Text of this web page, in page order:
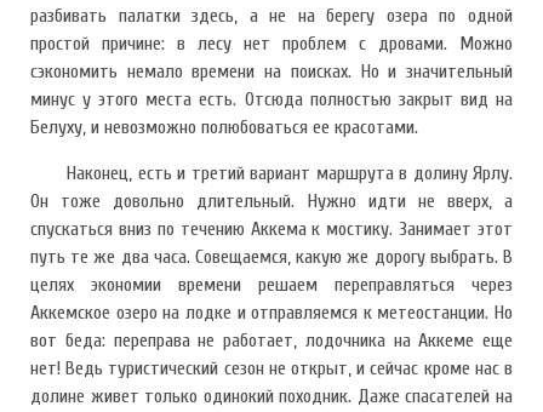
разбивать палатки здесь, а не на берегу озера по одной
простой причине: в лесу нет проблем с дровами. Можно
сэкономить немало времени на поисках. Но и значительный
минус у этого места есть. Отсюда полностью закрыт вид на
Белуху, и невозможно полюбоваться ее красотами.
Наконец, есть и третий вариант маршрута в долину Ярлу.
Он тоже довольно длительный. Нужно идти не вверх, а
спускаться вниз по течению Аккема к мостику. Занимает этот
путь те же два часа. Совещаемся, какую же дорогу выбрать. В
целях экономии времени решаем переправляться через
Аккемское озеро на лодке и отправляемся к метеостанции. Но
вот беда: переправа не работает, лодочника на Аккеме еще
нет! Ведь туристический сезон не открыт, и сейчас кроме нас в
долине живет только одинокий походник. Даже спасателей на